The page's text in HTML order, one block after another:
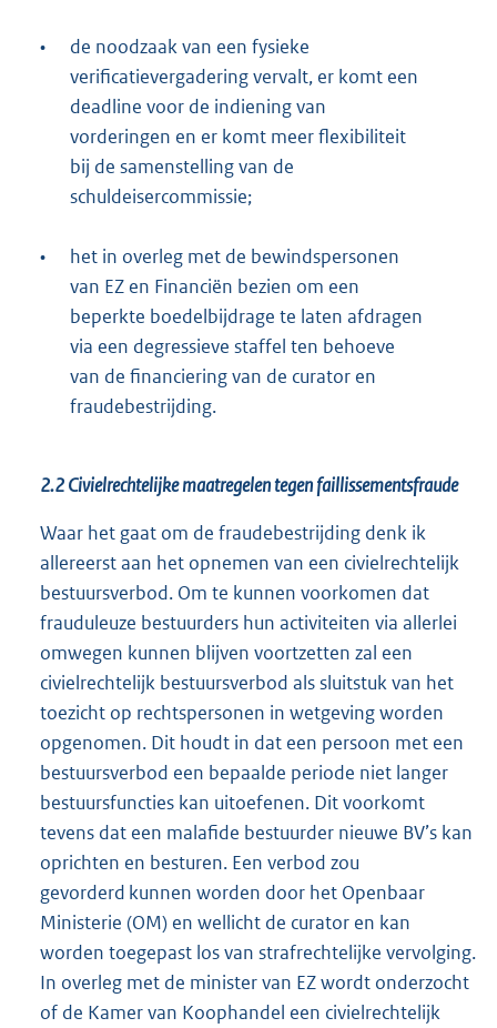
•
de noodzaak van een fysieke
verificatievergadering vervalt, er komt een
deadline voor de indiening van
vorderingen en er komt meer flexibiliteit
bij de samenstelling van de
schuldeisercommissie;
•
het in overleg met de bewindspersonen
van EZ en Financiën bezien om een
beperkte boedelbijdrage te laten afdragen
via een degressieve staffel ten behoeve
van de financiering van de curator en
fraudebestrijding.
2.2 Civielrechtelijke maatregelen tegen faillissementsfraude
Waar het gaat om de fraudebestrijding denk ik
allereerst aan het opnemen van een civielrechtelijk
bestuursverbod. Om te kunnen voorkomen dat
frauduleuze bestuurders hun activiteiten via allerlei
omwegen kunnen blijven voortzetten zal een
civielrechtelijk bestuursverbod als sluitstuk van het
toezicht op rechtspersonen in wetgeving worden
opgenomen. Dit houdt in dat een persoon met een
bestuursverbod een bepaalde periode niet langer
bestuursfuncties kan uitoefenen. Dit voorkomt
tevens dat een malafide bestuurder nieuwe BV’s kan
oprichten en besturen. Een verbod zou
gevorderd kunnen worden door het Openbaar
Ministerie (OM) en wellicht de curator en kan
worden toegepast los van strafrechtelijke vervolging.
In overleg met de minister van EZ wordt onderzocht
of de Kamer van Koophandel een civielrechtelijk